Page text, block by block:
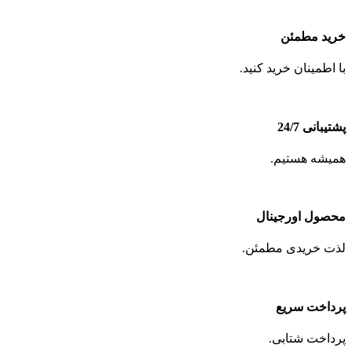
خرید مطمئن
با اطمینان خرید کنید.
پشتیبانی 24/7
همیشه هستیم.
محصول اورجینال
لذت خریدی مطمئن.
پرداخت سریع
پرداخت شتابی.